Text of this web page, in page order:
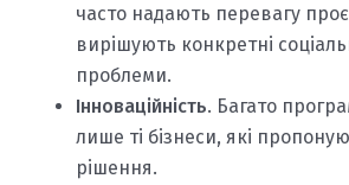
часто надають перевагу
вирішують конкретні
проблеми.
Інноваційність. Багато
лише ті бізнеси, які
рішення.